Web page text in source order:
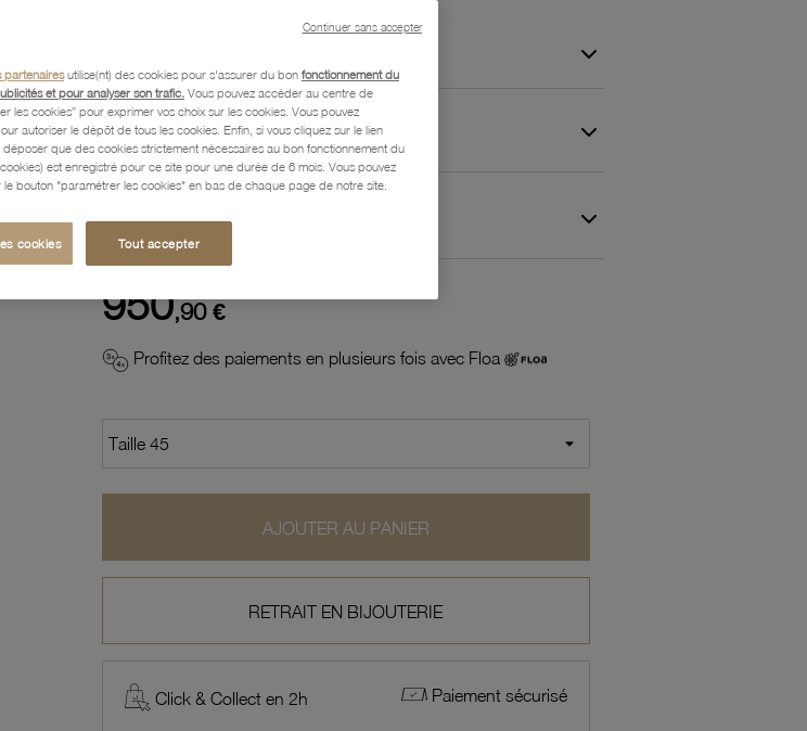
Caractéristiques détaillées
Paiement, Livraison, Retours et Garantie
950,90 €
Profitez des paiements en plusieurs fois avec Floa
AJOUTER AU PANIER
RETRAIT EN BIJOUTERIE
Click & Collect en 2h Paiement sécurisé
partenairesutilise(nt) des cookies pour s'assurer du bon fonctionnement du
et pour analyser son trafic. Vous pouvez accéder au centre de
les cookies” pour exprimer vos choix sur les cookies. Vous pouvez
autoriser le dépôt de tous les cookies. Enfin, si vous cliquez sur le lien
que des cookies strictement nécessaires au bon fonctionnement du
est enregistré pour ce site pour une durée de 6 mois. Vous pouvez
bouton "paramétrer les cookies" en bas de chaque page de notre site.
cookies Tout accepter
Continuer sans accepter